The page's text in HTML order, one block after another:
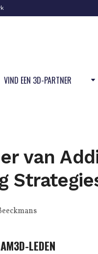
VIND EEN 3D-PARTNER
van
LEDEN